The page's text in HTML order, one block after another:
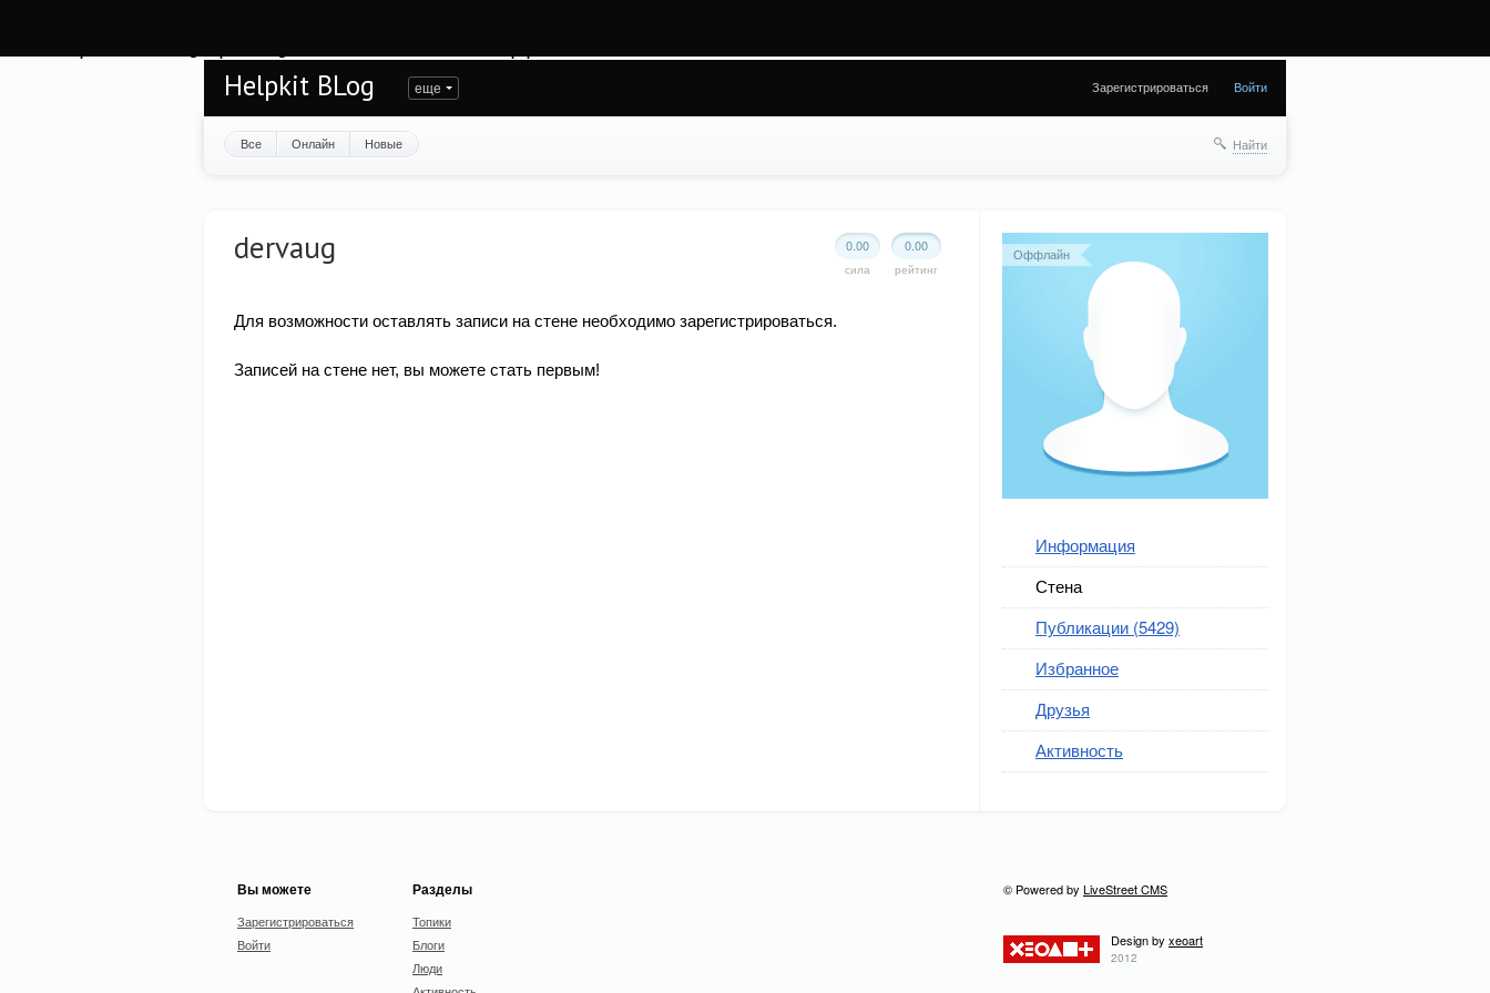
Helpkit BLog еще Зарегистрироваться Войти
Все Онлайн Новые Найти
Оффлайн
Информация
Стена
Публикации (5429)
Избранное
Друзья
Активность
0.00
рейтинг
0.00
сила
dervaug
Для возможности оставлять записи на стене необходимо зарегистрироваться.
Записей на стене нет, вы можете стать первым!
Вы можете
Зарегистрироваться
Войти
Разделы
Топики
Блоги
Люди
© Powered by LiveStreet CMS
Design by xeoart
2012